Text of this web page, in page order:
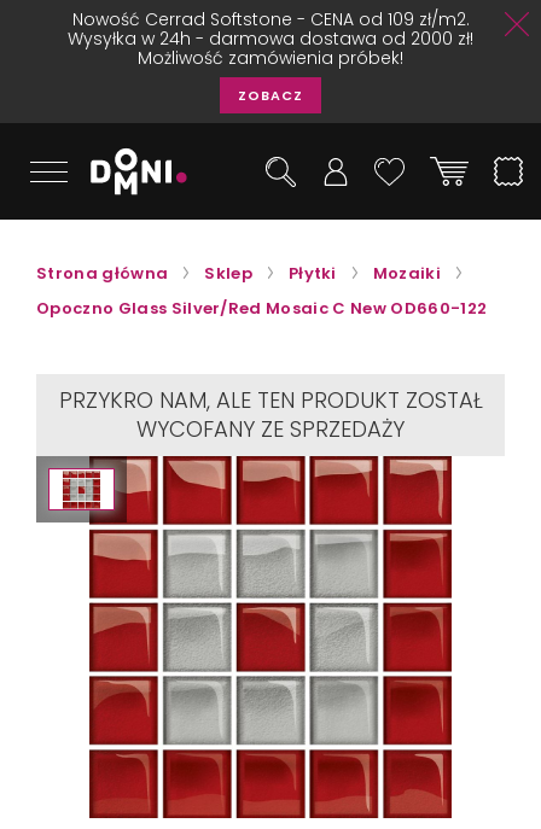
Nowość Cerrad Softstone - CENA od 109 zł/m2.
Wysyłka w 24h - darmowa dostawa od 2000 zł!
Możliwość zamówienia próbek!
ZOBACZ
Strona główna Sklep Płytki
Mozaiki
Opoczno Glass Silver/Red Mosaic C New OD660-122
PRZYKRO NAM, ALE TEN PRODUKT ZOSTAŁ
WYCOFANY ZE SPRZEDAŻY